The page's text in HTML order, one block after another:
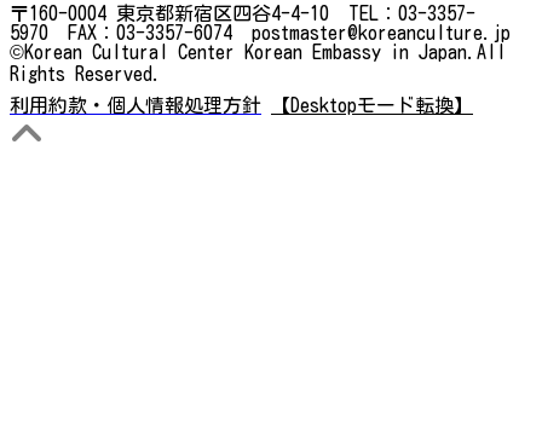
〒160-0004 東京都新宿区四谷4-4-10 TEL：03-3357-
5970 FAX：03-3357-6074 postmaster@koreanculture.jp
©Korean Cultural Center Korean Embassy in Japan.All
Rights Reserved.
利用約款・個人情報処理方針
【Desktopモード転換】